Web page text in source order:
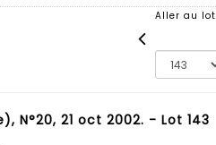
Aller au lot
N°20, 21 oct 2002. - Lot 143